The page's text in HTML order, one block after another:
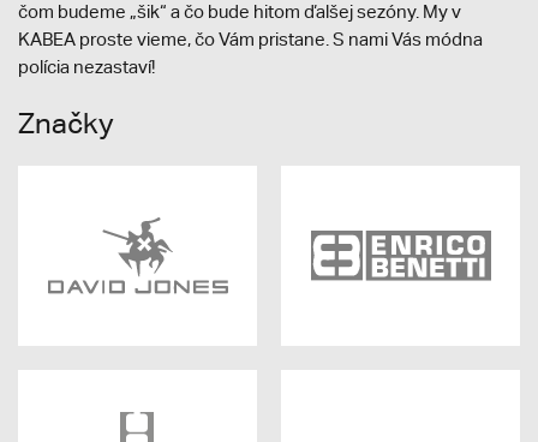
čom budeme „šik“ a čo bude hitom ďalšej sezóny. My v
KABEA proste vieme, čo Vám pristane. S nami Vás módna
polícia nezastaví!
Značky